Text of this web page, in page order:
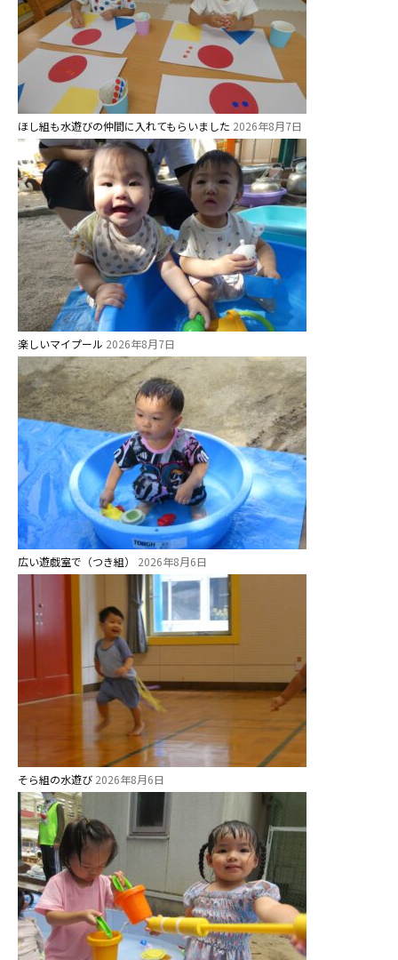
ほし組も水遊びの仲間に入れてもらいました 2026年8月7日
楽しいマイプール 2026年8月7日
広い遊戯室で（つき組） 2026年8月6日
そら組の水遊び 2026年8月6日